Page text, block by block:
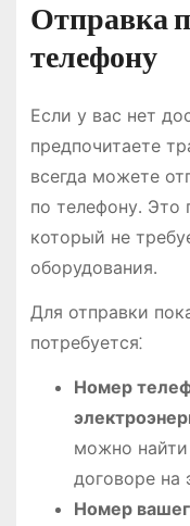
Отправка
телефону
Если у вас нет
предпочитаете
всегда можете
по телефону․
который не
оборудования․
Для отправки
потребуется⁚
Номер
можно
договоре на
Номер